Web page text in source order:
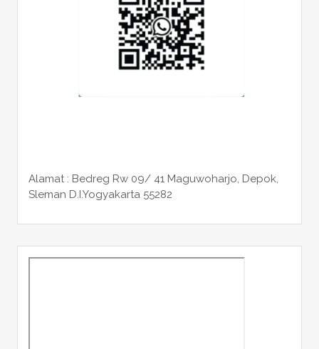
Alamat : Bedreg Rw 09/ 41 Maguwoharjo, Depok,
Sleman D.I.Yogyakarta 55282